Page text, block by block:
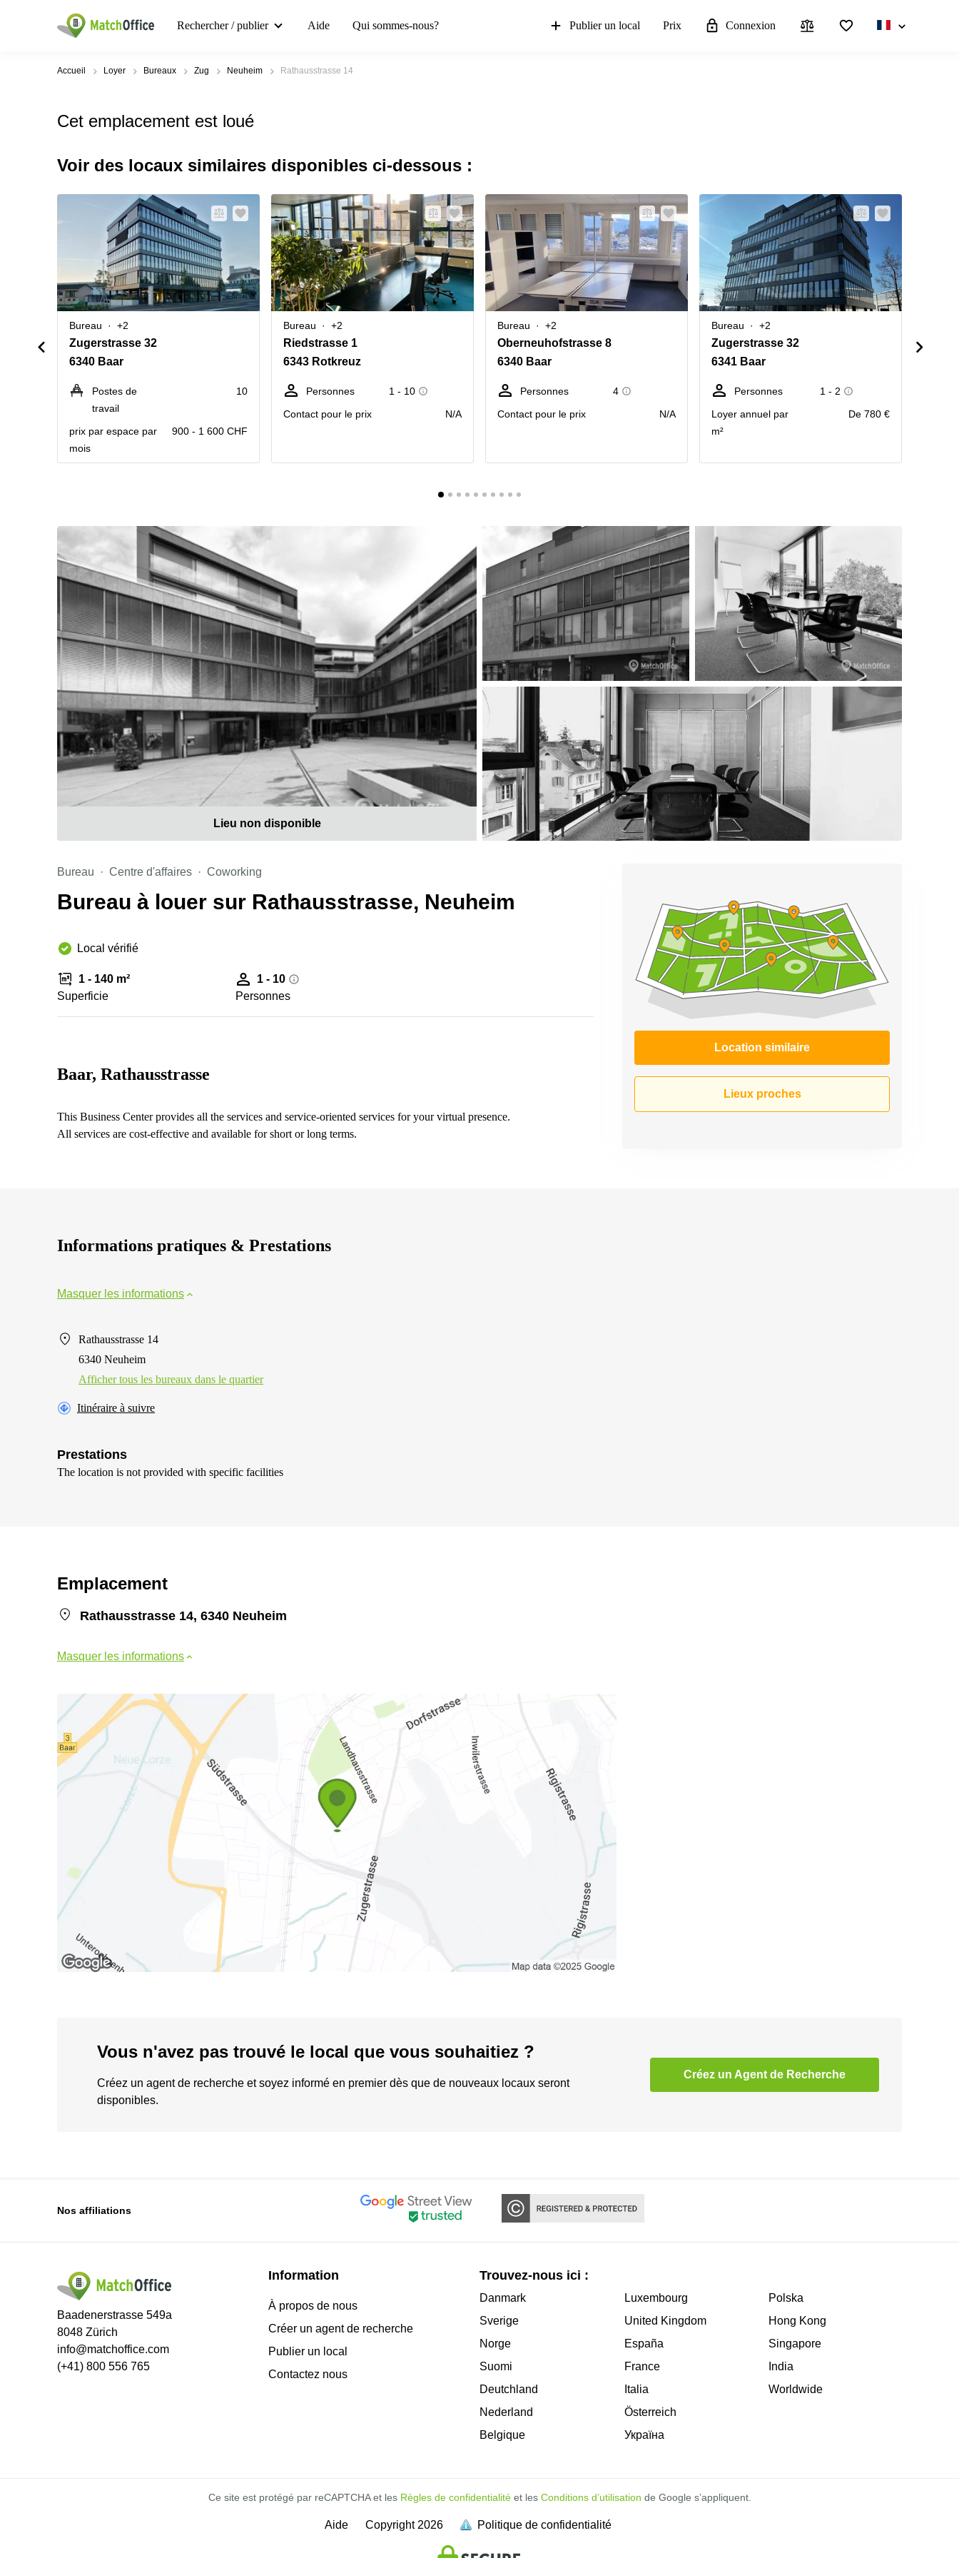
Rechercher / publier Aide Qui sommes-nous? Publier un local Prix Connexion
Accueil Loyer Bureaux Zug Neuheim Rathausstrasse 14
Cet emplacement est loué
Voir des locaux similaires disponibles ci-dessous :
Bureau +2
Zugerstrasse 32
6340 Baar
Postes de
travail
10
prix par espace par
mois
900 - 1 600 CHF
Bureau +2
Riedstrasse 1
6343 Rotkreuz
Personnes
1 - 10
Contact pour le prix
N/A
Bureau +2
Oberneuhofstrasse 8
6340 Baar
Personnes
4
Contact pour le prix
N/A
Bureau +2
Zugerstrasse 32
6341 Baar
Personnes
1 - 2
Loyer annuel par
m²
De 780 €
Lieu non disponible
Bureau Centre d'affaires Coworking
Bureau à louer sur Rathausstrasse, Neuheim
Local vérifié
1 - 140 m²
Superficie
1 - 10
Personnes
Location similaire
Lieux proches
Baar, Rathausstrasse
This Business Center provides all the services and service-oriented services for your virtual presence.
All services are cost-effective and available for short or long terms.
Informations pratiques & Prestations
Masquer les informations
Rathausstrasse 14
6340 Neuheim
Afficher tous les bureaux dans le quartier
Itinéraire à suivre
Prestations
The location is not provided with specific facilities
Emplacement
Rathausstrasse 14, 6340 Neuheim
Masquer les informations
Vous n'avez pas trouvé le local que vous souhaitiez ?
Créez un agent de recherche et soyez informé en premier dès que de nouveaux locaux seront
disponibles.
Créez un Agent de Recherche
soit pleine.
soit pleine.
soit pleine.
soit pleine.
soit pleine.
soit pleine.
soit pleine.
soit pleine.
soit pleine.
soit pleine.
Nos affiliations
Baadenerstrasse 549a
8048 Zürich
info@matchoffice.com
(+41) 800 556 765
Information
À propos de nous
Créer un agent de recherche
Publier un local
Contactez nous
Trouvez-nous ici :
Danmark
Sverige
Norge
Suomi
Deutchland
Nederland
Belgique
Luxembourg
United Kingdom
España
France
Italia
Österreich
Україна
Polska
Hong Kong
Singapore
India
Worldwide
Ce site est protégé par reCAPTCHA et les Règles de confidentialitéet les Conditions d’utilisation de Google s’appliquent.
Aide Copyright 2026 Politique de confidentialité